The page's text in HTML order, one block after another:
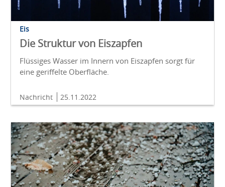
Eis
Die Struktur von Eiszapfen
Flüssiges Wasser im Innern von Eiszapfen sorgt für
eine geriffelte Oberfläche.
Nachricht 25.11.2022